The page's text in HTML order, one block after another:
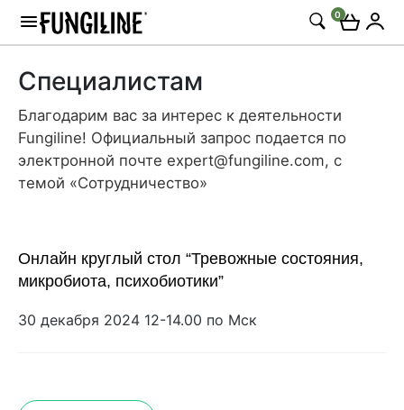
0
Специалистам
Благодарим вас за интерес к деятельности
Fungiline! Официальный запрос подается по
электронной почте expert@fungiline.com, с
темой «Сотрудничество»
Онлайн круглый стол “Тревожные состояния,
микробиота, психобиотики”
30 декабря 2024 12-14.00 по Мск